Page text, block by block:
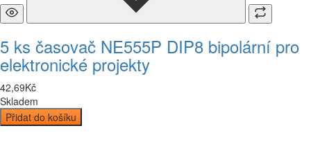
5 ks časovač NE555P DIP8 bipolární pro
elektronické projekty
42,69Kč
Skladem
Přidat do košíku